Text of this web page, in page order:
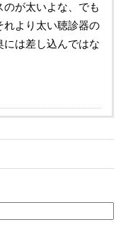
が太いよな、でも
れより太い聴診器の
は差し込んではな